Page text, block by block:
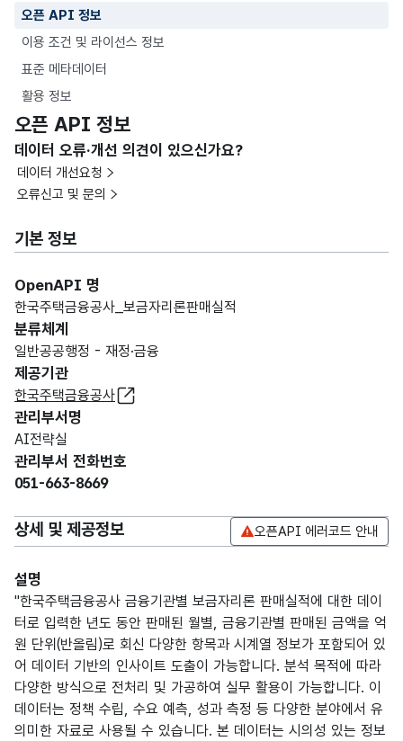
오픈 API 정보
이용 조건 및 라이선스 정보
표준 메타데이터
활용 정보
오픈 API 정보
데이터 오류·개선 의견이 있으신가요?
데이터 개선요청
오류신고 및 문의
기본 정보
OpenAPI 명
한국주택금융공사_보금자리론판매실적
분류체계
일반공공행정 - 재정·금융
제공기관
한국주택금융공사
관리부서명
AI전략실
관리부서 전화번호
051-663-8669
상세 및 제공정보 오픈API 에러코드 안내
설명
"한국주택금융공사 금융기관별 보금자리론 판매실적에 대한 데이
터로 입력한 년도 동안 판매된 월별, 금융기관별 판매된 금액을 억
원 단위(반올림)로 회신 다양한 항목과 시계열 정보가 포함되어 있
어 데이터 기반의 인사이트 도출이 가능합니다. 분석 목적에 따라
다양한 방식으로 전처리 및 가공하여 실무 활용이 가능합니다. 이
데이터는 정책 수립, 수요 예측, 성과 측정 등 다양한 분야에서 유
의미한 자료로 사용될 수 있습니다. 본 데이터는 시의성 있는 정보